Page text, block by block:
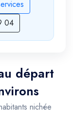
04
départ
nichée